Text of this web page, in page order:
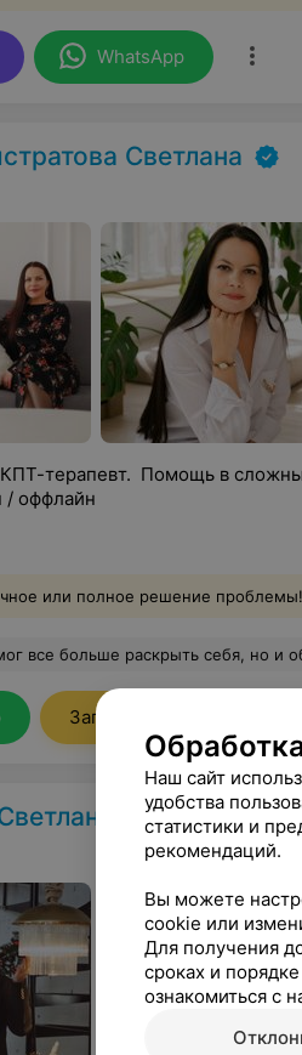
WhatsApp
Светлана
терапевт. Помощь в
/ оффлайн
или полное решение проблемы!
которого я изредка позволяла себе входить, является мной настоящей. Сейчас я ощущаю себя целостной личностью. Внутри четкое осознание того, кто я. И от этого глаза только сверкают) Опыт работы в группе привел в эмоциональному подъему: ты сочувствуешь, переживаешь, смеешься вместе с другими участниками. Ты не один) Поддержка группы помогла обрести веру в себя и свои силы!
Записаться
Наш сайт
удобства
статистики и
рекомендаций.
Вы можете
cookie или
Для получения
сроках и
ознакомиться с